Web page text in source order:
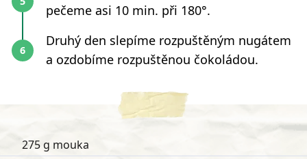
pečeme asi 10 min. při 180°.
Druhý den slepíme rozpuštěným nugátem
a ozdobíme rozpuštěnou čokoládou.
275 g mouka